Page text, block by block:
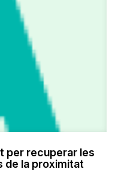
per recuperar les
de la proximitat